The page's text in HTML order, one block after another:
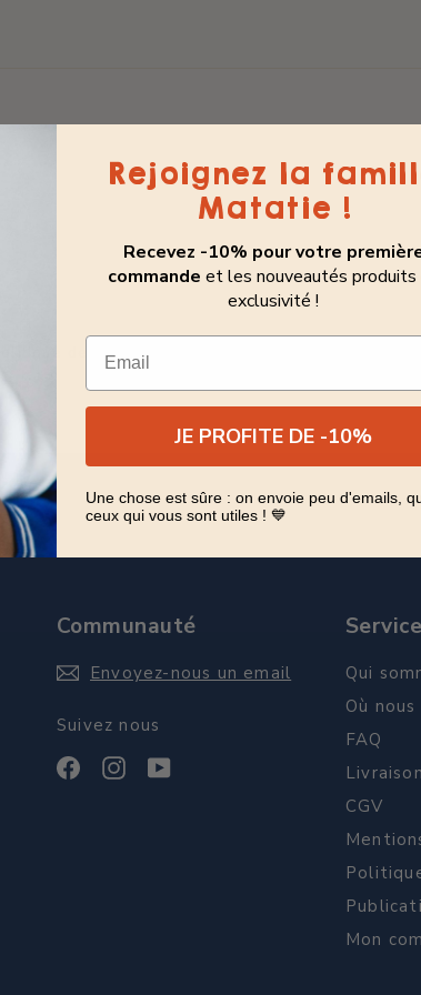
Politique de confidentialité
Communauté
Envoyez-nous un email
Suivez nous
FacebookInstagram
Qui
Où
FAQ
Livraison
CGV
Mon
Rejoignez la
Matatie !
Recevez -10% pour votre
commande et les nouveautés produits
exclusivité !
Email
JE PROFITE DE -10%
Une chose est sûre : on envoie peu d'emails,
ceux qui vous sont utiles ! 💙